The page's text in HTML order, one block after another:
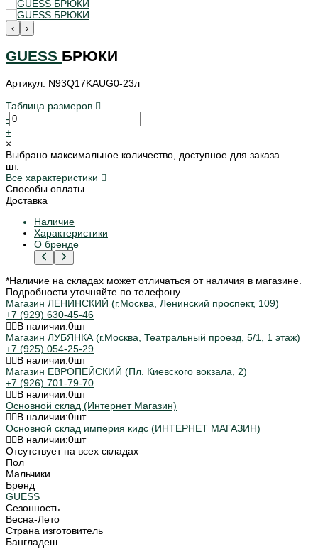
‹ ›
GUESS БРЮКИ
Артикул: N93Q17KAUG0-23л
Таблица размеров
-
+
×
Выбрано максимальное количество, доступное для заказа
шт.
Все характеристики
Способы оплаты
Доставка
Наличие
Характеристики
О бренде
*Наличие на складах может отличаться от наличия в магазине.
Подробности уточняйте по телефону.
Магазин ЛЕНИНСКИЙ (г.Москва, Ленинский проспект, 109)
+7 (929) 630-45-46
В наличии:0шт
Магазин ЛУБЯНКА (г.Москва, Театральный проезд, 5/1, 1 этаж)
+7 (925) 054-25-29
В наличии:0шт
Магазин ЕВРОПЕЙСКИЙ (Пл. Киевского вокзала, 2)
+7 (926) 701-79-70
В наличии:0шт
Основной склад (Интернет Магазин)
В наличии:0шт
Основной склад империя кидс (ИНТЕРНЕТ МАГАЗИН)
В наличии:0шт
Отсутствует на всех складах
Пол
Мальчики
Бренд
GUESS
Сезонность
Весна-Лето
Страна изготовитель
Бангладеш